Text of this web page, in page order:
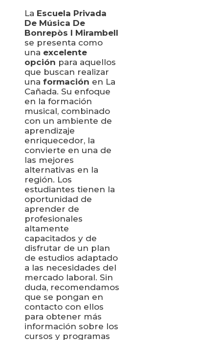
La Escuela Privada
De Música De
Bonrepòs I Mirambell
se presenta como
una excelente
opción para aquellos
que buscan realizar
una formación en La
Cañada. Su enfoque
en la formación
musical, combinado
con un ambiente de
aprendizaje
enriquecedor, la
convierte en una de
las mejores
alternativas en la
región. Los
estudiantes tienen la
oportunidad de
aprender de
profesionales
altamente
capacitados y de
disfrutar de un plan
de estudios adaptado
a las necesidades del
mercado laboral. Sin
duda, recomendamos
que se pongan en
contacto con ellos
para obtener más
información sobre los
cursos y programas